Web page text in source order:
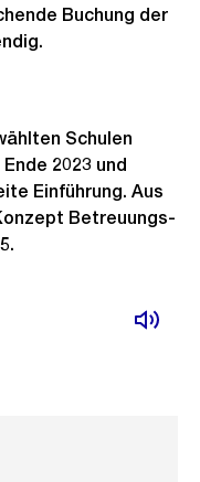
Buchung der
Schulen
2023 und
Einführung. Aus
Betreuungs-